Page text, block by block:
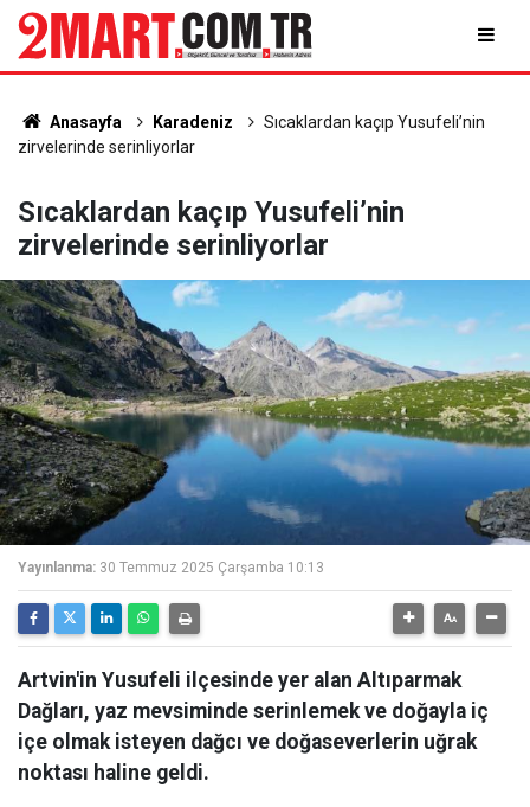
Anasayfa Karadeniz
Sıcaklardan kaçıp Yusufeli’nin
zirvelerinde serinliyorlar
Sıcaklardan kaçıp Yusufeli’nin
zirvelerinde serinliyorlar
Yayınlanma: 30 Temmuz 2025 Çarşamba 10:13
Artvin'in Yusufeli ilçesinde yer alan Altıparmak
Dağları, yaz mevsiminde serinlemek ve doğayla iç
içe olmak isteyen dağcı ve doğaseverlerin uğrak
noktası haline geldi.